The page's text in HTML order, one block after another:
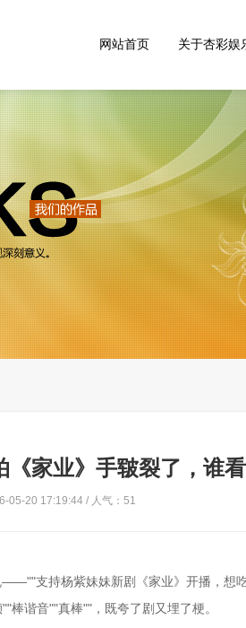
网站首页 关于杏彩娱
家业》手皲裂了，谁
05-20 17:19:44 / 人气：51
支持杨紫妹妹新剧《家业》开播，想
棒谐音""真棒""，既夸了剧又埋了梗。